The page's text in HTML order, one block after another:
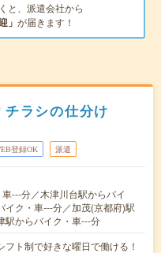
と、派遣会社から
」 が届きます！
ラシの仕分け
登録OK 派遣
---分／木津川台駅からバイ
イク・車---分／加茂(京都府)駅
駅からバイク・車---分
ト制で好きな曜日で働ける！